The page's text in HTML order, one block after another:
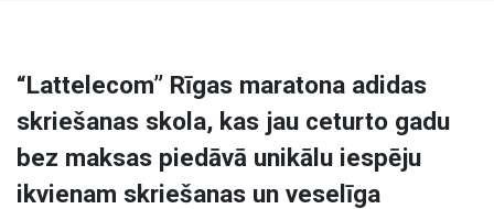
“Lattelecom” Rīgas maratona adidas
skriešanas skola, kas jau ceturto gadu
bez maksas piedāvā unikālu iespēju
ikvienam skriešanas un veselīga